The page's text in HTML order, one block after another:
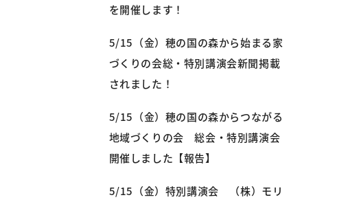
を開催します！
5/15（金）穂の国の森から始まる家
づくりの会総・特別講演会新聞掲載
されました！
5/15（金）穂の国の森からつながる
地域づくりの会 総会・特別講演会
開催しました【報告】
5/15（金）特別講演会 （株）モリ